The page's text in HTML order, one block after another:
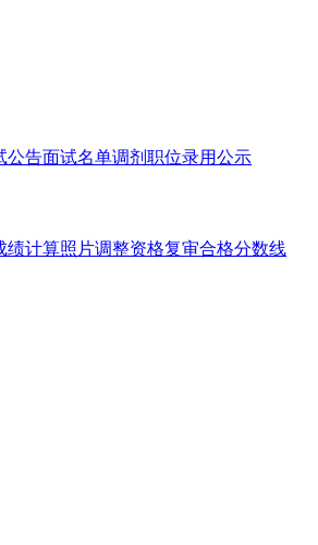
公告面试名单调剂职位录用公示
绩计算照片调整资格复审合格分数线